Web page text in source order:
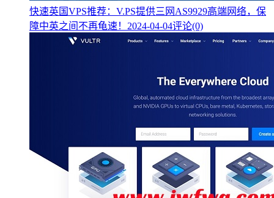
快速英国VPS推荐：V.PS提供三网AS9929高端网络，保
障中英之间不再龟速！ 2024-04-04评论(0)